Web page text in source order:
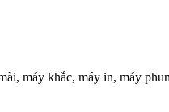
máy khắc, máy in, máy